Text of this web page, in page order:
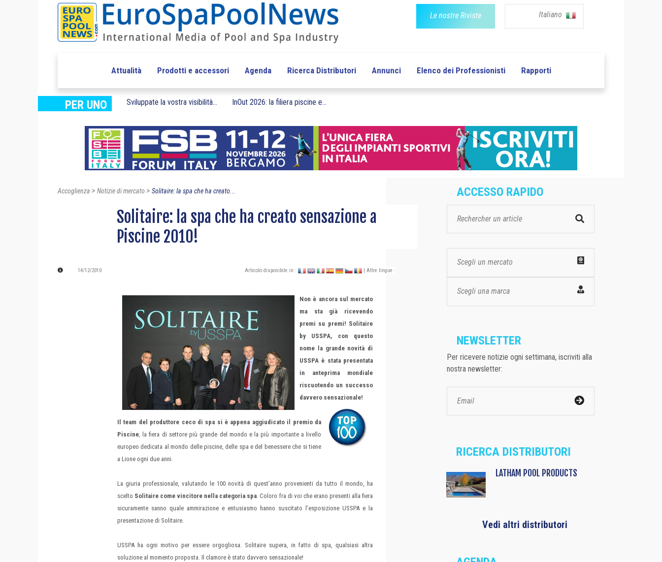
Le nostre Riviste Italiano
Attualità Prodotti e accessori Agenda Ricerca Distributori Annunci Elenco dei Professionisti Rapporti
PER UNO Sviluppate la vostra visibilità... InOut 2026: la filiera piscine e...
Accoglienza > Notizie di mercato > Solitaire: la spa che ha creato...
Solitaire: la spa che ha creato sensazione a
Piscine 2010!
14/12/2010 Articolo disponibile in : | Altre lingue :
Non è ancora sul mercato
ma sta già ricevendo
premi su premi! Solitaire
by USSPA, con questo
nome la grande novità di
USSPA è stata presentata
in anteprima mondiale
riscuotendo un successo
davvero sensazionale!
Il team del produttore ceco di spa si è appena aggiudicato il premio da
Piscine, la fiera di settore più grande del mondo e la più importante a livello
europeo dedicata al mondo delle piscine, delle spa e del benessere che si tiene
a Lione ogni due anni.
La giuria professionale, valutando le 100 novità di quest’anno provenienti da tutto il mondo, ha
scelto Solitaire come vincitore nella categoria spa. Coloro fra di voi che erano presenti alla fiera
sicuramente sanno quale ammirazione e entusiasmo hanno suscitato l’esposizione USSPA e la
presentazione di Solitaire.
USSPA ha ogni motivo per essere orgogliosa. Solitaire supera, in fatto di spa, qualsiasi altra
soluzione al momento proposta. Il clamore è stato davvero sensazionale!
ACCESSO RAPIDO
Scegli un mercato
Scegli una marca
NEWSLETTER
Per ricevere notizie ogni settimana, iscriviti alla
nostra newsletter:
RICERCA DISTRIBUTORI
LATHAM POOL PRODUCTS
Vedi altri distributori